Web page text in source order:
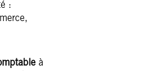
:
à